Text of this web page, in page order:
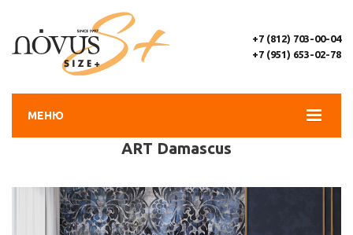
МЕНЮ
+7 (812) 703-00-04
+7 (951) 653-02-78
ART Damascus